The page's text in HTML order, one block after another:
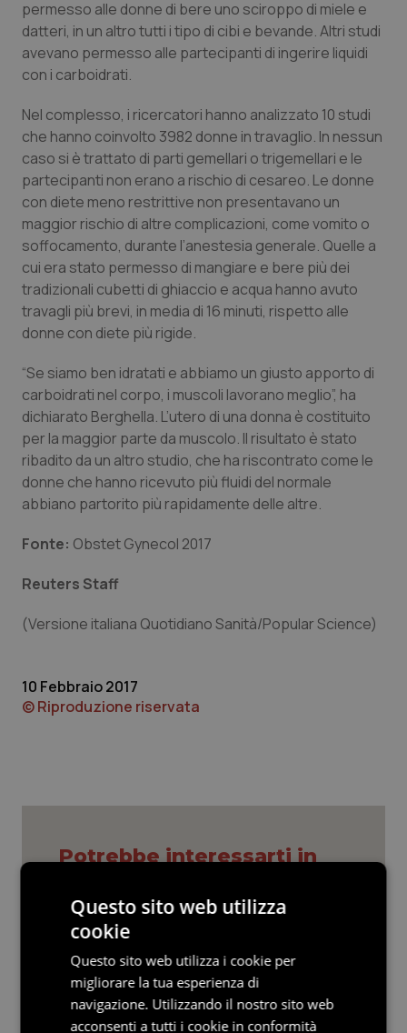
Lazio
Liguria
Lombardia
Marche
Molise
Piemonte
Provincia Autonoma di Bolzano
Provincia Autonoma di Trento
Puglia
Sardegna
Sicilia
Toscana
Umbria
Valle D’Aosta
Veneto
Diabete & glucometri
Disturbi dell’umore
Dolore
Donna & Salute
Epatiti
HIV
Infezioni & Febbre
Ipertensione & Scompenso
Malattie rare
Malattia di Crohn & Rettocolite Ulcerosa
Neuroscienze & patologie neurodegenerative
Obesità
Oftalmologia
Oncodermatologia
Oncoematologia
Oncologia & Nutrizione
Quotidiano Chirurgia
Quotidiano Oncologia
Quotidiano Pediatria
Rene & patologie urogenitali
permesso alle donne di bere uno sciroppo di miele e
datteri, in un altro tutti i tipo di cibi e bevande. Altri studi
avevano permesso alle partecipanti di ingerire liquidi
con i carboidrati.
Nel complesso, i ricercatori hanno analizzato 10 studi
che hanno coinvolto 3982 donne in travaglio. In nessun
caso si è trattato di parti gemellari o trigemellari e le
partecipanti non erano a rischio di cesareo. Le donne
con diete meno restrittive non presentavano un
maggior rischio di altre complicazioni, come vomito o
soffocamento, durante l’anestesia generale. Quelle a
cui era stato permesso di mangiare e bere più dei
tradizionali cubetti di ghiaccio e acqua hanno avuto
travagli più brevi, in media di 16 minuti, rispetto alle
donne con diete più rigide.
“Se siamo ben idratati e abbiamo un giusto apporto di
carboidrati nel corpo, i muscoli lavorano meglio”, ha
dichiarato Berghella. L’utero di una donna è costituito
per la maggior parte da muscolo. Il risultato è stato
ribadito da un altro studio, che ha riscontrato come le
donne che hanno ricevuto più fluidi del normale
abbiano partorito più rapidamente delle altre.
Fonte: Obstet Gynecol 2017
Reuters Staff
(Versione italiana Quotidiano Sanità/Popular Science)
10 Febbraio 2017
© Riproduzione riservata
Potrebbe interessarti in
Ebola in Congo. Oms e Africa Cdc:
“Epidemia più veloce della risposta”.
Quasi 4mila casi e 1.801 morti
Questo sito web utilizza
cookie
Questo sito web utilizza i cookie per
migliorare la tua esperienza di
navigazione. Utilizzando il nostro sito web
acconsenti a tutti i cookie in conformità